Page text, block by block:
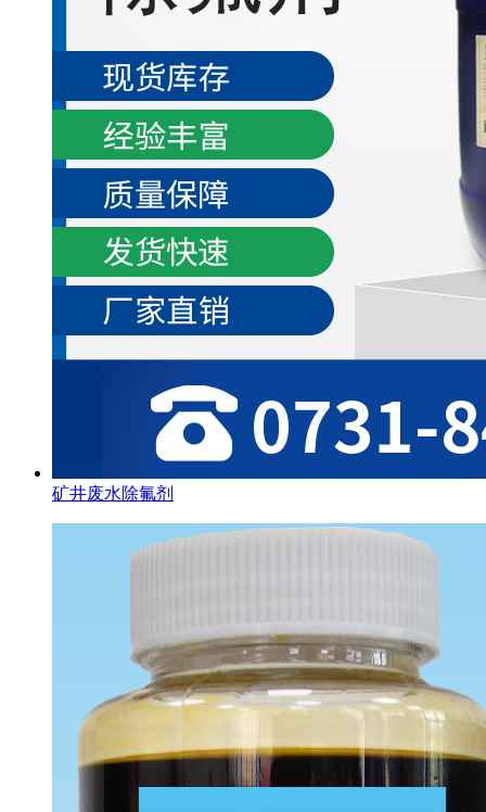
矿井废水除氟剂